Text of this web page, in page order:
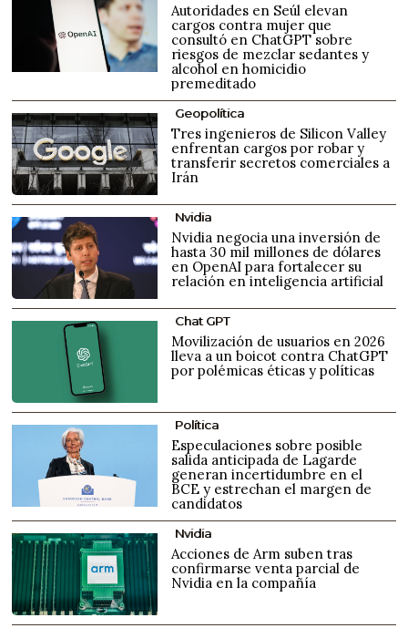
Autoridades en Seúl elevan
cargos contra mujer que
consultó en ChatGPT sobre
riesgos de mezclar sedantes y
alcohol en homicidio
premeditado
Geopolítica
Tres ingenieros de Silicon Valley
enfrentan cargos por robar y
transferir secretos comerciales a
Irán
Nvidia
Nvidia negocia una inversión de
hasta 30 mil millones de dólares
en OpenAI para fortalecer su
relación en inteligencia artificial
Chat GPT
Movilización de usuarios en 2026
lleva a un boicot contra ChatGPT
por polémicas éticas y políticas
Política
Especulaciones sobre posible
salida anticipada de Lagarde
generan incertidumbre en el
BCE y estrechan el margen de
candidatos
Nvidia
Acciones de Arm suben tras
confirmarse venta parcial de
Nvidia en la compañía